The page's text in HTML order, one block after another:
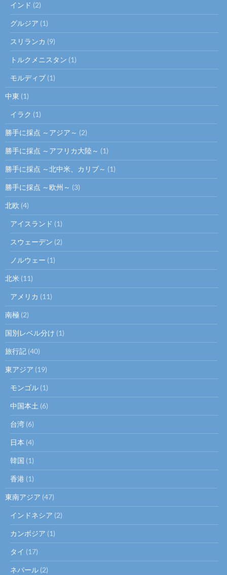
インド (2)
グルジア (1)
スリランカ (9)
トルクメニスタン (1)
モルディブ (1)
中東 (1)
イラク (1)
勝手に採点 ～アジア～ (2)
勝手に採点 ～アフリカ大陸～ (1)
勝手に採点 ～北中米、カリブ～ (1)
勝手に採点 ～欧州～ (3)
北欧 (4)
アイスランド (1)
スウェーデン (2)
ノルウェー (1)
北米 (11)
アメリカ (11)
南極 (2)
国別レベル分け (1)
旅行記 (40)
東アジア (19)
モンゴル (1)
中国本土 (6)
台湾 (6)
日本 (4)
韓国 (1)
香港 (1)
東南アジア (47)
インドネシア (2)
カンボジア (1)
タイ (17)
ネパール (2)